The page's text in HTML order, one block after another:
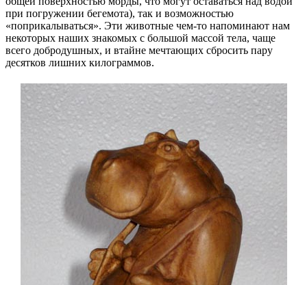
при погружении бегемота), так и возможностью
«поприкалываться». Эти животные чем-то напоминают нам
некоторых наших знакомых с большой массой тела, чаще
всего добродушных, и втайне мечтающих сбросить пару
десятков лишних килограммов.